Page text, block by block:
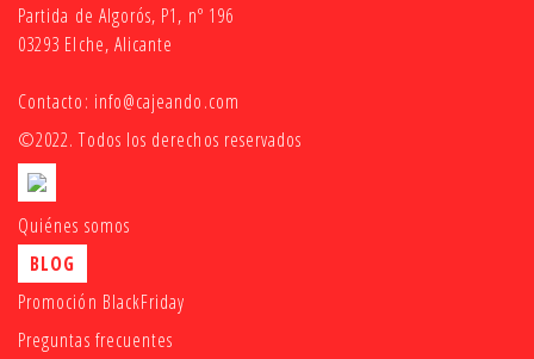
Partida de Algorós, P1, nº 196
03293 Elche, Alicante
Contacto: info@cajeando.com
©2022. Todos los derechos reservados
Quiénes somos
BLOG
Promoción BlackFriday
Preguntas frecuentes